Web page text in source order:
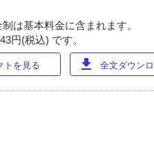
は基本料金に含まれます。
円(税込) です。
トを見る download 全文ダウン